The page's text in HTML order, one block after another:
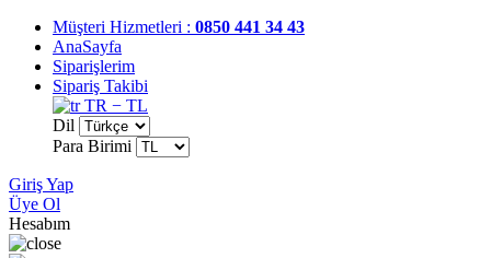
Müşteri Hizmetleri : 0850 441 34 43
AnaSayfa
Siparişlerim
Sipariş Takibi
TR − TL
Dil
Para Birimi
Giriş Yap
Üye Ol
Hesabım